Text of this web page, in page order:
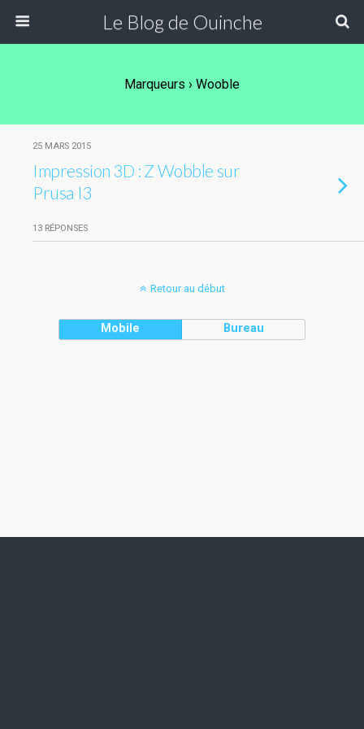
Le Blog de Ouinche
Marqueurs › Wooble
25 MARS 2015
Impression 3D : Z Wobble sur
Prusa I3
13 RÉPONSES
Retour au début
Mobile Bureau